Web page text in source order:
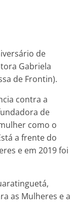
de
Gabriela
de Frontin).
contra a
de
como o
a frente do
e em 2019 foi
as Mulheres e a